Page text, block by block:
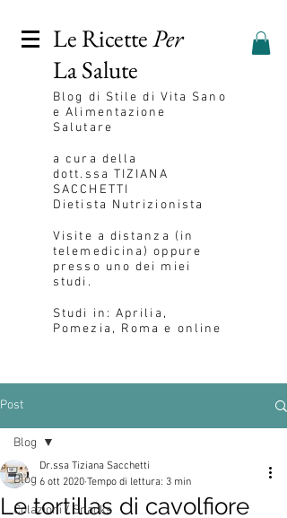
Le RicettePer
La Salute
Blog di Stile di Vita Sano
e Alimentazione
Salutare
a cura della
dott.ssa TIZIANA
SACCHETTI
Dietista Nutrizionista
Visite a distanza (in
telemedicina) oppure
presso uno dei miei
studi.
Studi in: Aprilia,
Pomezia, Roma e online
Post
Blog
Colazioni / Snacks
Blog
Le tortillas di cavolfiore
Dr.ssa Tiziana Sacchetti
6 ott 2020 Tempo di lettura: 3 min